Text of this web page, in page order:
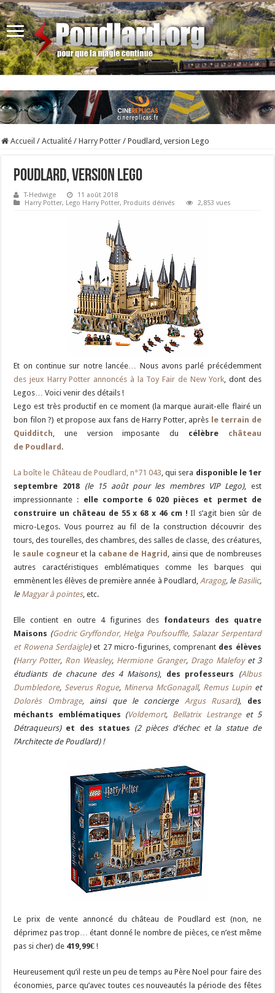
Accueil / Actualité / Harry Potter / Poudlard, version Lego
Poudlard, version Lego
T-Hedwige
11 août 2018
Harry Potter, Lego Harry Potter, Produits dérivés 2,853 vues
Et on continue sur notre lancée… Nous avons parlé précédemment
des jeux Harry Potter annoncés à la Toy Fair de New York, dont des
Legos… Voici venir des détails !
Lego est très productif en ce moment (la marque aurait-elle flairé un
bon filon ?) et propose aux fans de Harry Potter, après le terrain de
Quidditch, une version imposante du célèbre château
de Poudlard .
La boîte le Château de Poudlard, n°71 043, qui sera disponible le 1er
septembre 2018
(le 15 août pour les membres VIP Lego), est
impressionnante : elle comporte 6 020 pièces et permet de
construire un château de 55 x 68 x 46 cm ! Il s’agit bien sûr de
micro-Legos. Vous pourrez au fil de la construction découvrir des
tours, des tourelles, des chambres, des salles de classe, des créatures,
le saule cogneur et la cabane de Hagrid , ainsi que de nombreuses
autres caractéristiques emblématiques comme les barques qui
emmènent les élèves de première année à Poudlard, Aragog, le Basilic,
le Magyar à pointes, etc.
Elle contient en outre 4 figurines des fondateurs des quatre
Maisons (Godric Gryffondor, Helga Poufsouffle, Salazar Serpentard
et Rowena Serdaigle)et 27 micro-figurines, comprenant des élèves
(Harry Potter, Ron Weasley, Hermione Granger, Drago Malefoyet 3
étudiants de chacune des 4 Maisons), des professeurs (Albus
Dumbledore, Severus Rogue, Minerva McGonagall, Remus Lupinet
Dolorès Ombrage, ainsi que le concierge Argus Rusard), des
méchants emblématiques (Voldemort, Bellatrix Lestrangeet 5
Détraqueurs) et des statues (2 pièces d’échec et la statue de
l’Architecte de Poudlard) !
Le prix de vente annoncé du château de Poudlard est (non, ne
déprimez pas trop… étant donné le nombre de pièces, ce n’est même
pas si cher) de 419,99€ !
Heureusement qu’il reste un peu de temps au Père Noel pour faire des
économies, parce qu’avec toutes ces nouveautés la période des fêtes